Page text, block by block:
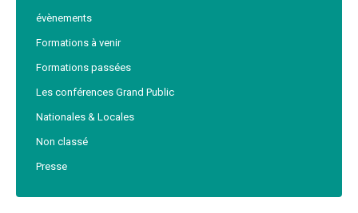
évènements
Formations à venir
Formations passées
Les conférences Grand Public
Nationales & Locales
Non classé
Presse